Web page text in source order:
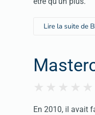
Lire la suite de
En 2010, il avait